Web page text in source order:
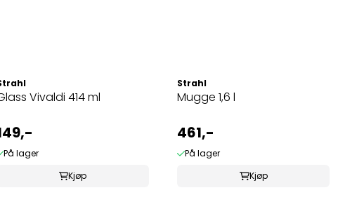
Vivaldi 414 ml
På lager
Kjøp
Strahl
Mugge 1,6 l
461,-
På lager
Kjøp